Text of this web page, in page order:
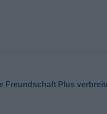
Freundschaft Plus